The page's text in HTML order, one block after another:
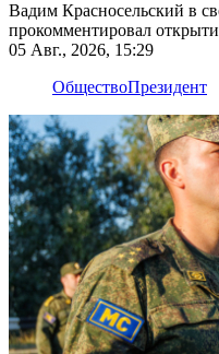
Вадим Красносельский в
прокомментировал
Рыбнице
05 Авг., 2026, 15:29
ОбществоПрезидент